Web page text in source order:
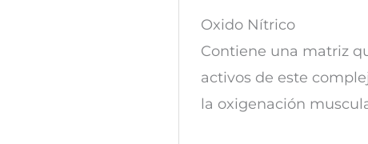
Oxido Nítrico
Contiene una matriz
activos de este
la oxigenación